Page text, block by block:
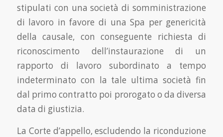
stipulati con una società di somministrazione
di lavoro in favore di una Spa per genericità
della causale, con conseguente richiesta di
riconoscimento dell’instaurazione di un
rapporto di lavoro subordinato a tempo
indeterminato con la tale ultima società fin
dal primo contratto poi prorogato o da diversa
data di giustizia.
La Corte d’appello, escludendo la riconduzione